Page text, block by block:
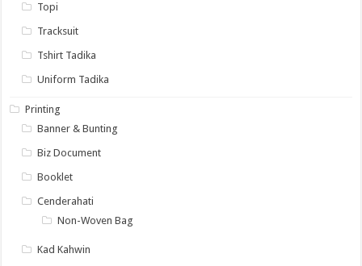
Topi
Tracksuit
Tshirt Tadika
Uniform Tadika
Printing
Banner & Bunting
Biz Document
Booklet
Cenderahati
Non-Woven Bag
Kad Kahwin